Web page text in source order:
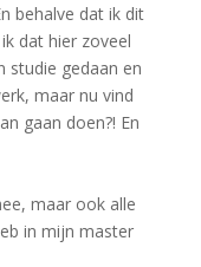
behalve dat ik dit
dat hier zoveel
studie gedaan en
maar nu vind
gaan doen?! En
maar ook alle
in mijn master